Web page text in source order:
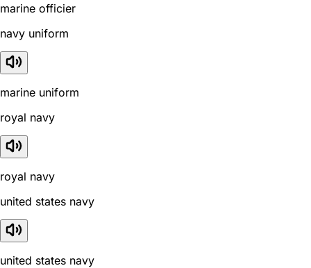
marine officier
navy uniform
marine uniform
royal navy
royal navy
united states navy
united states navy